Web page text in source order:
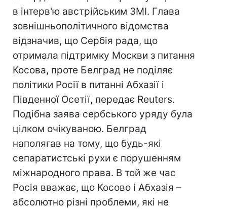
в інтерв'ю австрійським ЗМІ. Глава
зовнішньополітичного відомства
відзначив, що Сербія рада, що
отримала підтримку Москви з питання
Косова, проте Белград не поділяє
політики Росії в питанні Абхазії і
Південної Осетії, передає Reuters.
Подібна заява сербського уряду була
цілком очікуваною. Белград
наполягав на тому, що будь-які
сепаратистські рухи є порушенням
міжнародного права. В той же час
Росія вважає, що Косово і Абхазія –
абсолютно різні проблеми, які не